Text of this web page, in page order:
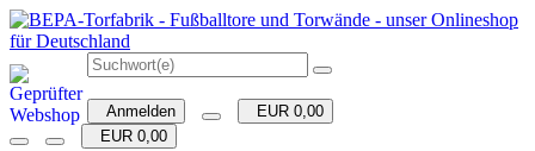
Anmelden
EUR 0,00
EUR 0,00